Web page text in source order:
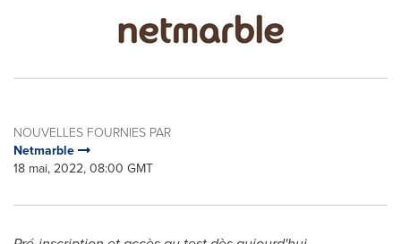
NOUVELLES FOURNIES PAR
Netmarble
18 mai, 2022, 08:00 GMT